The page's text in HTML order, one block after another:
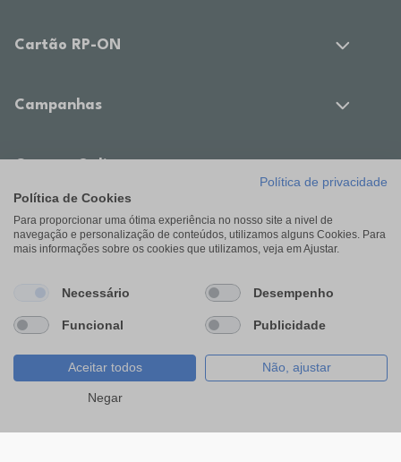
Cartão RP-ON
Campanhas
Área de Cliente
Estamos contigo
Política de privacidade
Política de Cookies
Para proporcionar uma ótima experiência no nosso site a nivel de
navegação e personalização de conteúdos, utilizamos alguns Cookies. Para
mais informações sobre os cookies que utilizamos, veja em Ajustar.
Necessário Desempenho
Funcional Publicidade
Aceitar todos Não, ajustar
Negar